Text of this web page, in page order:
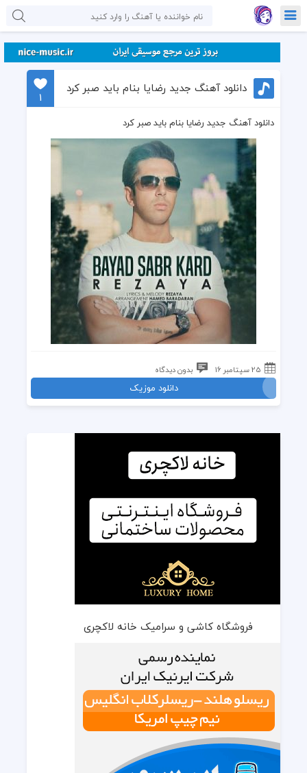
دانلود آهنگ جدید رضایا بنام باید صبر کرد
1
دانلود آهنگ جدید رضایا بنام باید صبر کرد
25 سپتامبر 16 بدون دیدگاه
دانلود موزیک
فروشگاه کاشی و سرامیک خانه لاکچری